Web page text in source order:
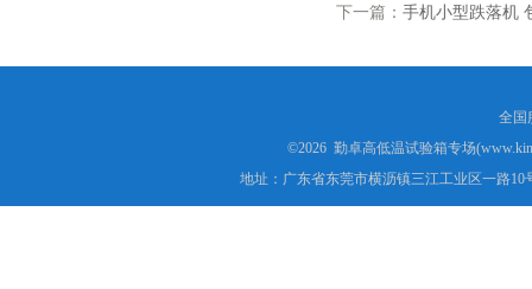
下一篇： 手机小型跌落机
全国
©2026 勤卓高低温试验箱专场
地址：广东省东莞市横沥镇三江工业区一路10